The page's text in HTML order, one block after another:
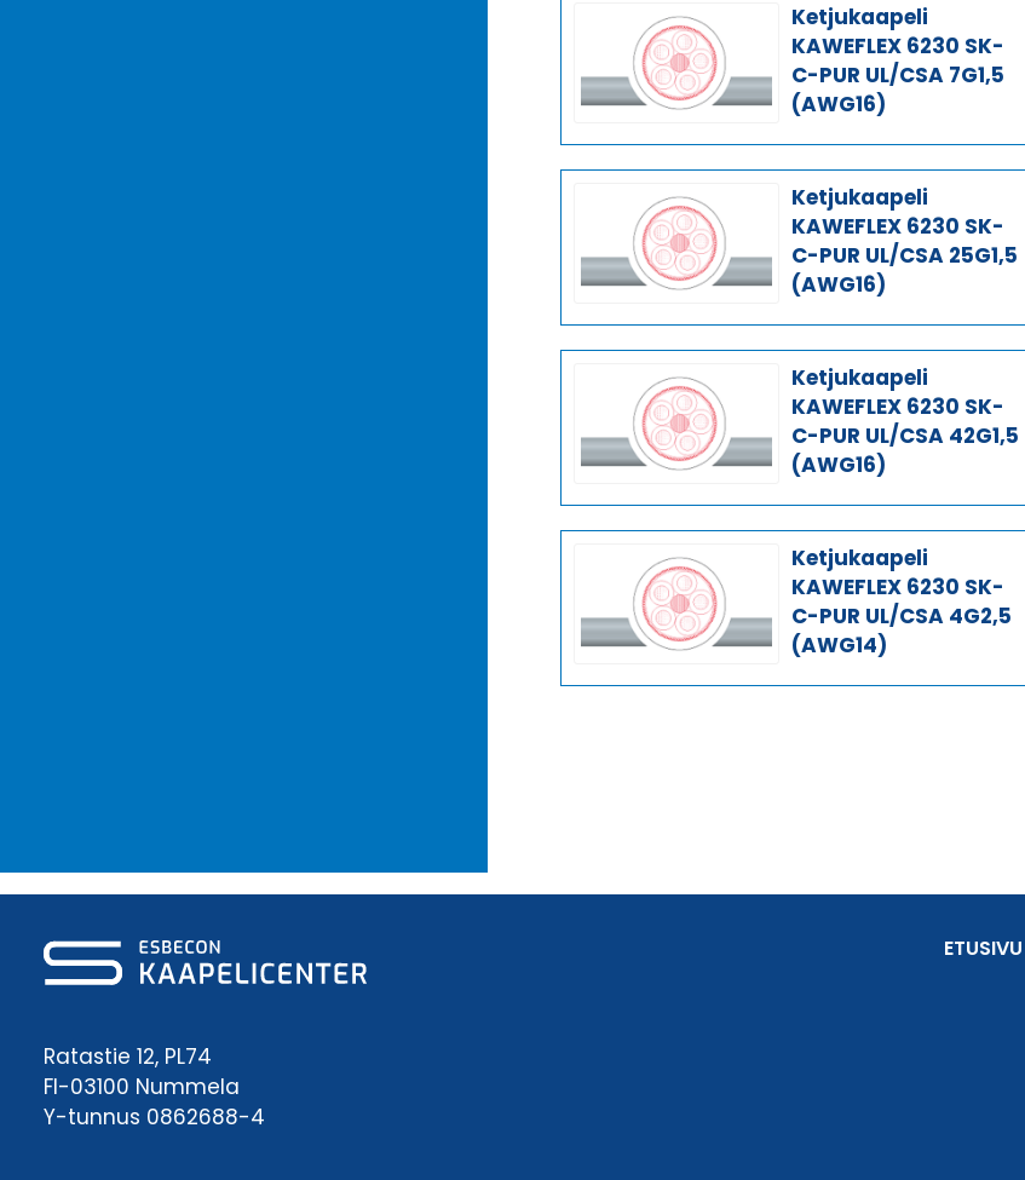
Ketjukaapeli
KAWEFLEX 6230 SK-
C-PUR UL/CSA 7G1,5
(AWG16)
Ketjukaapeli
KAWEFLEX 6230 SK-
C-PUR UL/CSA 25G1,5
(AWG16)
Ketjukaapeli
KAWEFLEX 6230 SK-
C-PUR UL/CSA 42G1,5
(AWG16)
Ketjukaapeli
KAWEFLEX 6230 SK-
C-PUR UL/CSA 4G2,5
(AWG14)
Ratastie 12, PL74
FI-03100 Nummela
Y-tunnus 0862688-4
ETUSIVU